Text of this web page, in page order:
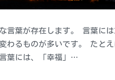
言葉が存在します。 言葉に
わるものが多いです。 たと
葉には、「幸福」…